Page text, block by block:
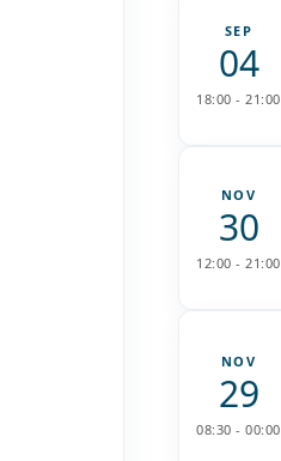
SEP
04
18:00 - 21:00
NOV
30
12:00 - 21:00
NOV
29
08:30 - 00:00